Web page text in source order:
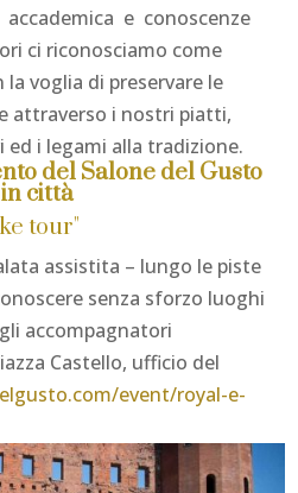
e conoscenze
ci riconosciamo come
voglia di preservare le
attraverso i nostri piatti,
ed i legami alla tradizione.
del Salone del Gusto
città
tour"
assistita – lungo le piste
senza sforzo luoghi
accompagnatori
Castello, ufficio del
event/royal-e-